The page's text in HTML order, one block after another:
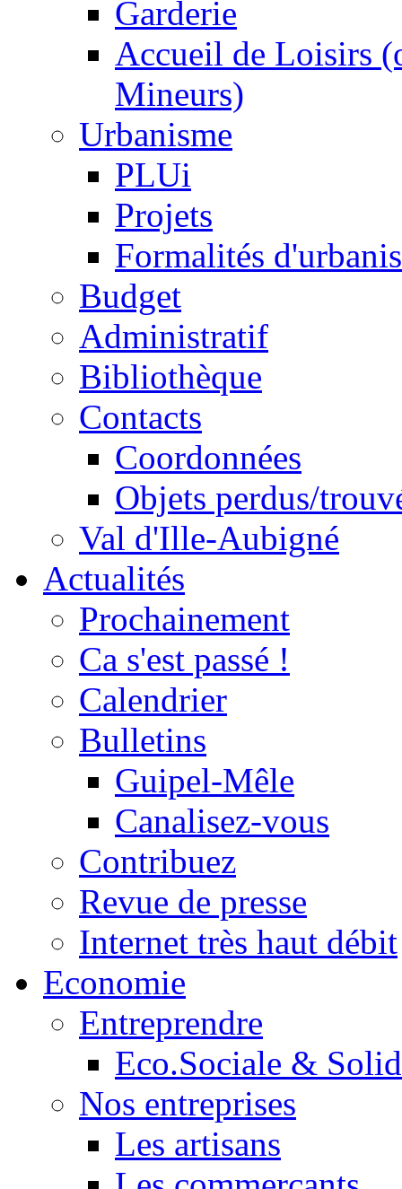
Garderie
Accueil de Loisirs
Mineurs)
Urbanisme
PLUi
Projets
Formalités
Budget
Administratif
Bibliothèque
Contacts
Coordonnées
Objets perdus/
Val d'Ille-Aubigné
Actualités
Prochainement
Ca s'est passé !
Calendrier
Bulletins
Guipel-Mêle
Canalisez-vous
Contribuez
Revue de presse
Internet très haut débit
Economie
Entreprendre
Eco.Sociale &
Nos entreprises
Les artisans